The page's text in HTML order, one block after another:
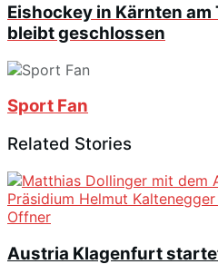
Eishockey in Kärnten
bleibt geschlossen
Sport Fan
Related Stories
Austria Klagenfurt